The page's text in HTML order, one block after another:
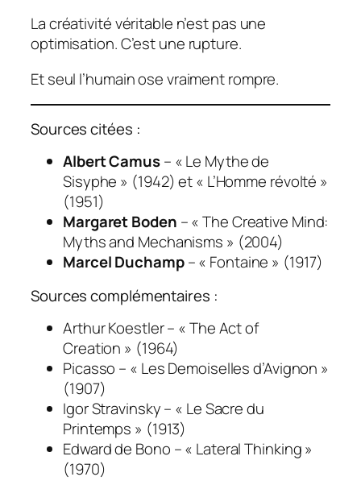
La créativité véritable n’est pas une
optimisation. C’est une rupture.
Et seul l’humain ose vraiment rompre.
Sources citées :
Albert Camus– « Le Mythe de
Sisyphe » (1942) et « L’Homme révolté »
(1951)
Margaret Boden – « The Creative Mind:
Myths and Mechanisms » (2004)
Marcel Duchamp– « Fontaine » (1917)
Sources complémentaires :
Arthur Koestler – « The Act of
Creation » (1964)
Picasso – « Les Demoiselles d’Avignon »
(1907)
Igor Stravinsky – « Le Sacre du
Printemps » (1913)
Edward de Bono – « Lateral Thinking »
(1970)